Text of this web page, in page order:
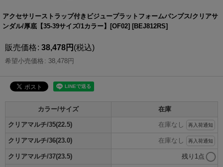
アクセサリーストラップ付きビジュープラットフォームパンプス/クリアサ
ンダル/厚底【35-39サイズ/1カラー】[OF02] [BEJ812RS]
販売価格: 38,478円 (税込)
希望小売価格 : 38,478円
カラー/サイズ 在庫
クリアマルチ/35(22.5) 在庫なし 再入荷通知
クリアマルチ/36(23.0) 在庫なし 再入荷通知
クリアマルチ/37(23.5) 残り1点